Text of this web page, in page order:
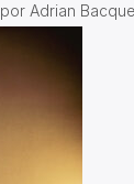
por Adrian